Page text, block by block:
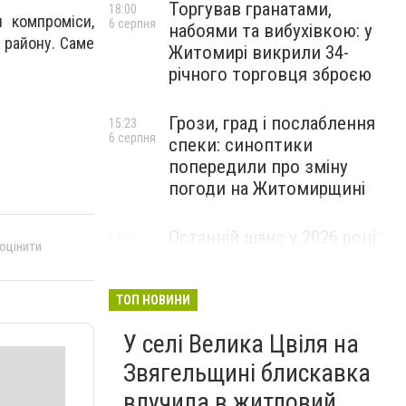
району. Саме
Торгував гранатами,
набоями та вибухівкою: у
Житомирі викрили 34-
річного торговця зброєю
18:00
6 серпня
Грози, град і послаблення
спеки: синоптики
попередили про зміну
погоди на Житомирщині
15:23
6 серпня
Останній шанс у 2026 році:
майбутніх водійок автобусів
ТОП НОВИНИ
У селі Велика Цвіля на
Звягельщині блискавка